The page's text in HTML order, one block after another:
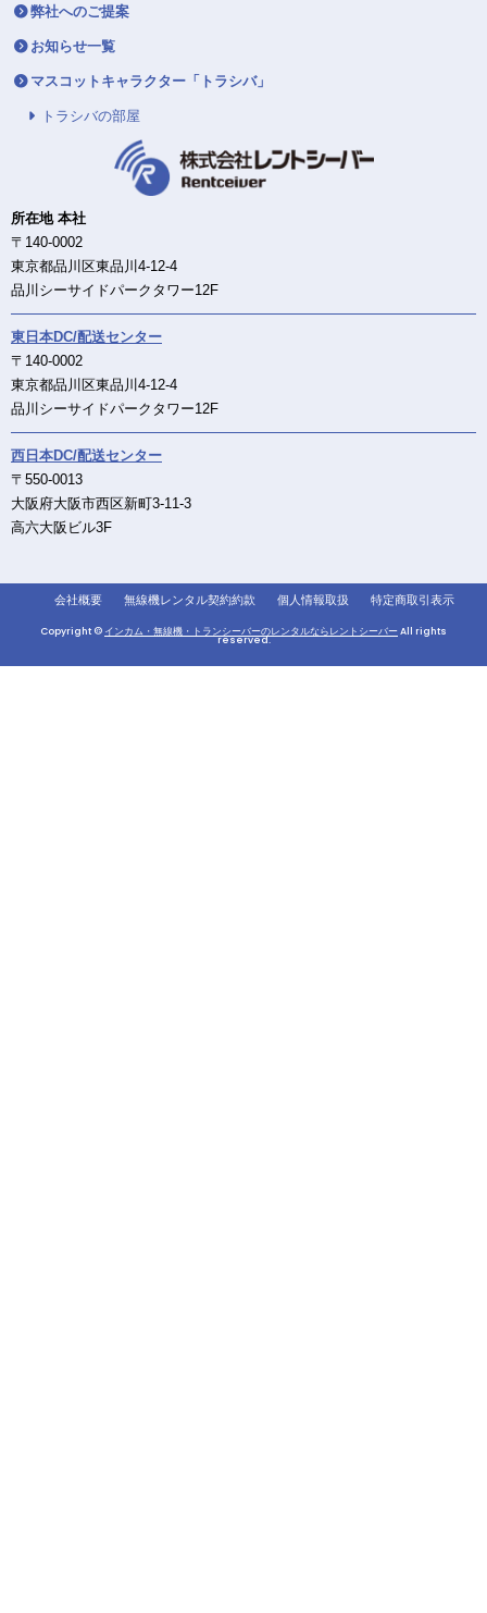
弊社へのご提案
お知らせ一覧
マスコットキャラクター「トラシバ」
トラシバの部屋
所在地 本社
〒140-0002
東京都品川区東品川4-12-4
品川シーサイドパークタワー12F
東日本DC/配送センター
〒140-0002
東京都品川区東品川4-12-4
品川シーサイドパークタワー12F
西日本DC/配送センター
〒550-0013
大阪府大阪市西区新町3-11-3
高六大阪ビル3F
会社概要 無線機レンタル契約約款 個人情報取扱 特定商取引表示
Copyright © インカム・無線機・トランシーバーのレンタルならレントシーバーAll rights
reserved.